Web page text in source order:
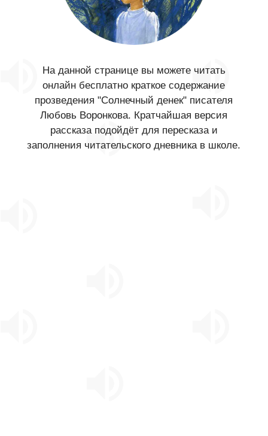
На данной странице вы можете читать
онлайн бесплатно краткое содержание
прозведения "Солнечный денек" писателя
Любовь Воронкова. Кратчайшая версия
рассказа подойдёт для пересказа и
заполнения читательского дневника в школе.